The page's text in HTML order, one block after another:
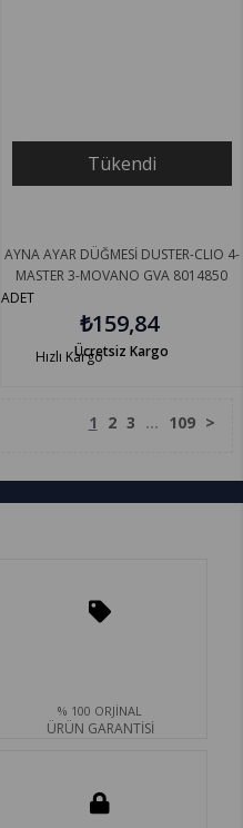
Tükendi
AYNA AYAR DÜĞMESİ DUSTER-CLIO 4-
MASTER 3-MOVANO GVA 8014850
ADET
₺159,84
Ücretsiz Kargo
Hızlı Kargo
1 2 3 ... 109 >
% 100 ORJİNAL
ÜRÜN GARANTİSİ